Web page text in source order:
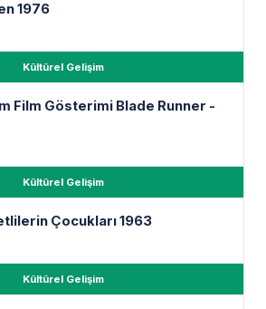
1976
Kültürel Gelişim
Film Gösterimi Blade Runner -
Kültürel Gelişim
Çocukları 1963
Kültürel Gelişim